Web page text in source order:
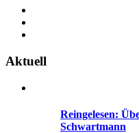
Aktuell
Reingelesen:
Schwartmann